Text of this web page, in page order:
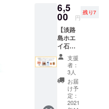
などの
品質安
定剤・
香料な
ど添加
せず自
然乾燥
仕上げ
のた
め、 色
や形が
異なる
場合が
は水切
りの良
い石鹸
置きで
保管し
て頂く
と長持
ちいた
しま
す。 ご
使用上
の注意 :
ダー
油、ア
トラス
シー
ダー木
油、レ
モング
ラス油
上手な
使い方 :
製法の
特性か
水、
パーム
油、ヒ
マワリ
油、コ
メヌカ
油、水
酸化
Na、海
塩、ラ
ベン
ダー
油、
はさっ
ぱりし
のに、
しっと
りとし
た洗い
上が
り。 天
然の精
油をブ
レンド
した、
む点
滴」と
言われ
る栄養
素たっ
ぷりの
ホエイ
を使っ
た無添
加石け
んで
す。 お
肌にう
6,5
00 円
残り7
【淡路
島ホエ
イ石け
ん 2個
(2640円
相当)
+ ロー
ズバス
ソルト
200g
支援
者：
3人
お届
け予
定：
2021